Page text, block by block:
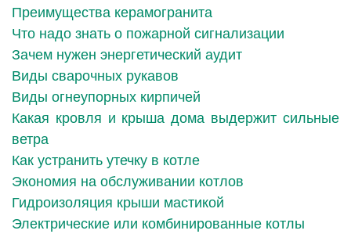
Преимущества керамогранита
Что надо знать о пожарной сигнализации
Зачем нужен энергетический аудит
Виды сварочных рукавов
Виды огнеупорных кирпичей
Какая кровля и крыша дома выдержит сильные
ветра
Как устранить утечку в котле
Экономия на обслуживании котлов
Гидроизоляция крыши мастикой
Электрические или комбинированные котлы